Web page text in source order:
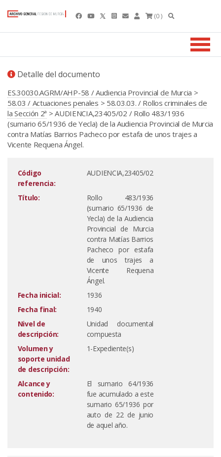
(0 )
Detalle del documento
ES.30030.AGRM/AHP-58 / Audiencia Provincial de Murcia >
58.03 / Actuaciones penales > 58.03.03. / Rollos criminales de
la Sección 2ª > AUDIENCIA,23405/02 / Rollo 483/1936
(sumario 65/1936 de Yecla) de la Audiencia Provincial de Murcia
contra Matías Barrios Pacheco por estafa de unos trajes a
Vicente Requena Ángel.
Código
referencia:
AUDIENCIA,23405/02
Título:
Rollo 483/1936
(sumario 65/1936 de
Yecla) de la Audiencia
Provincial de Murcia
contra Matías Barrios
Pacheco por estafa
de unos trajes a
Vicente Requena
Ángel.
Fecha inicial:
1936
Fecha final:
1940
Nivel de
descripción:
Unidad documental
compuesta
Volumen y
soporte unidad
de descripción:
1-Expediente(s)
Alcance y
contenido:
El sumario 64/1936
fue acumulado a este
sumario 65/1936 por
auto de 22 de junio
de aquel año.